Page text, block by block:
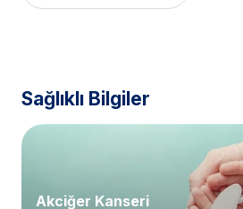
Sağlıklı Bilgiler
Akciğer Kanseri